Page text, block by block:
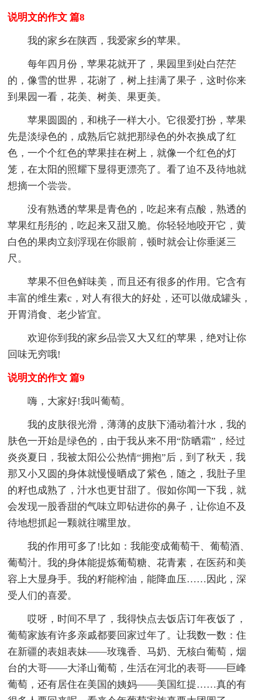
说明文的作文 篇8
我的家乡在陕西，我爱家乡的苹果。
每年四月份，苹果花就开了，果园里到处白茫茫
的，像雪的世界，花谢了，树上挂满了果子，这时你来
到果园一看，花美、树美、果更美。
苹果圆圆的，和桃子一样大小。它很爱打扮，苹果
先是淡绿色的，成熟后它就把那绿色的外衣换成了红
色，一个个红色的苹果挂在树上，就像一个红色的灯
笼，在太阳的照耀下显得更漂亮了。看了迫不及待地就
想摘一个尝尝。
没有熟透的苹果是青色的，吃起来有点酸，熟透的
苹果红彤彤的，吃起来又甜又脆。你轻轻地咬开它，黄
白色的果肉立刻浮现在你眼前，顿时就会让你垂涎三
尺。
苹果不但色鲜味美，而且还有很多的作用。它含有
丰富的维生素c，对人有很大的好处，还可以做成罐头，
开胃消食、老少皆宜。
欢迎你到我的家乡品尝又大又红的苹果，绝对让你
回味无穷哦!
说明文的作文 篇9
嗨，大家好!我叫葡萄。
我的皮肤很光滑，薄薄的皮肤下涌动着汁水，我的
肤色一开始是绿色的，由于我从来不用“防晒霜”，经过
炎炎夏日，我被太阳公公热情“拥抱”后，到了秋天，我
那又小又圆的身体就慢慢晒成了紫色，随之，我肚子里
的籽也成熟了，汁水也更甘甜了。假如你闻一下我，就
会发现一股香甜的气味立即钻进你的鼻子，让你迫不及
待地想抓起一颗就往嘴里放。
我的作用可多了!比如：我能变成葡萄干、葡萄酒、
葡萄汁。我的身体能提炼葡萄糖、花青素，在医药和美
容上大显身手。我的籽能榨油，能降血压……因此，深
受人们的喜爱。
哎呀，时间不早了，我得快点去饭店订年夜饭了，
葡萄家族有许多亲戚都要回家过年了。让我数一数：住
在新疆的表姐表妹——玫瑰香、马奶、无核白葡萄，烟
台的大哥——大泽山葡萄，生活在河北的表哥——巨峰
葡萄，还有居住在美国的姨妈——美国红提……真的有